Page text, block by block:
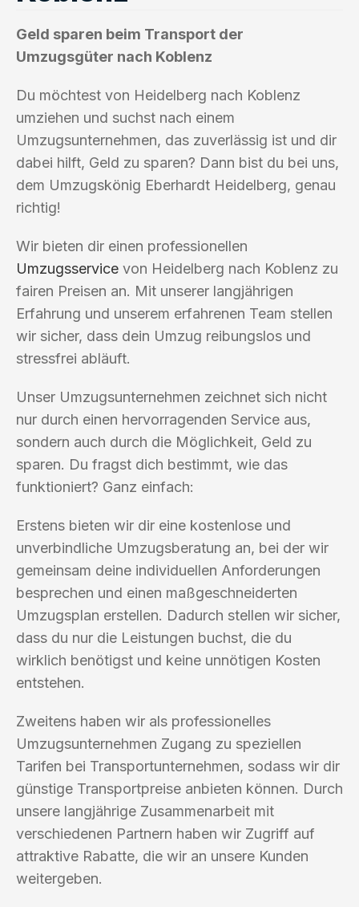
Geld sparen beim Transport der
Umzugsgüter nach Koblenz
Du möchtest von Heidelberg nach Koblenz
umziehen und suchst nach einem
Umzugsunternehmen, das zuverlässig ist und dir
dabei hilft, Geld zu sparen? Dann bist du bei uns,
dem Umzugskönig Eberhardt Heidelberg, genau
richtig!
Wir bieten dir einen professionellen
Umzugsservice von Heidelberg nach Koblenz zu
fairen Preisen an. Mit unserer langjährigen
Erfahrung und unserem erfahrenen Team stellen
wir sicher, dass dein Umzug reibungslos und
stressfrei abläuft.
Unser Umzugsunternehmen zeichnet sich nicht
nur durch einen hervorragenden Service aus,
sondern auch durch die Möglichkeit, Geld zu
sparen. Du fragst dich bestimmt, wie das
funktioniert? Ganz einfach:
Erstens bieten wir dir eine kostenlose und
unverbindliche Umzugsberatung an, bei der wir
gemeinsam deine individuellen Anforderungen
besprechen und einen maßgeschneiderten
Umzugsplan erstellen. Dadurch stellen wir sicher,
dass du nur die Leistungen buchst, die du
wirklich benötigst und keine unnötigen Kosten
entstehen.
Zweitens haben wir als professionelles
Umzugsunternehmen Zugang zu speziellen
Tarifen bei Transportunternehmen, sodass wir dir
günstige Transportpreise anbieten können. Durch
unsere langjährige Zusammenarbeit mit
verschiedenen Partnern haben wir Zugriff auf
attraktive Rabatte, die wir an unsere Kunden
weitergeben.